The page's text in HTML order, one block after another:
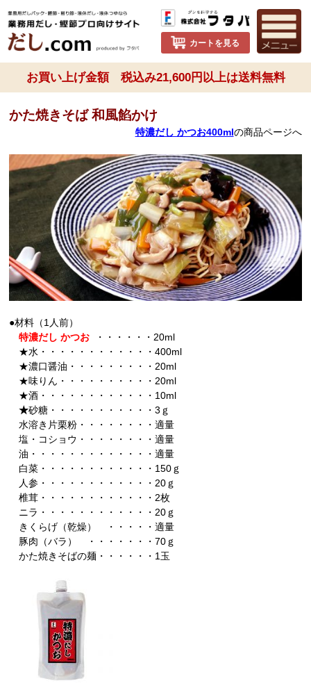
カートを見る
お買い上げ金額 税込み21,600円以上は送料無料
かた焼きそば 和風餡かけ
特濃だし かつお400mlの商品ページへ
●材料（1人前）
特濃だし かつお
・・・・・・20ml
★水・・・・・・・・・・・・400ml
★濃口醤油・・・・・・・・・20ml
★味りん・・・・・・・・・・20ml
★酒・・・・・・・・・・・・10ml
★砂糖・・・・・・・・・・・3ｇ
水溶き片栗粉・・・・・・・・適量
塩・コショウ・・・・・・・・適量
油・・・・・・・・・・・・・適量
白菜・・・・・・・・・・・・150ｇ
人参・・・・・・・・・・・・20ｇ
椎茸・・・・・・・・・・・・2枚
ニラ・・・・・・・・・・・・20ｇ
きくらげ（乾燥） ・・・・・適量
豚肉（バラ） ・・・・・・・70ｇ
かた焼きそばの麺・・・・・・1玉